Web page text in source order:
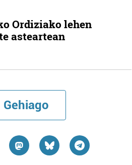
Ordiziako lehen
asteartean
Gehiago